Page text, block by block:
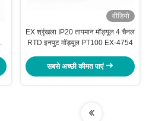
वीडियो
EX श्रृंखला IP20 तापमान मॉड्यूल 4 चैनल
RTD इनपुट मॉड्यूल PT100 EX-4754
सबसे अच्छी कीमत पाएं